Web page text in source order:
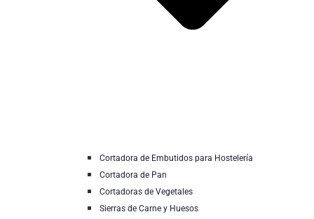
Cortadora de Embutidos para Hostelería
Cortadora de Pan
Cortadoras de Vegetales
Sierras de Carne y Huesos